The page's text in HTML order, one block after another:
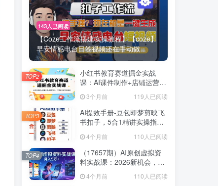
143人已阅读
【Coze工作流搭建实操教程】【coze】
早安情感电台日签视频还在手动做...
小红书教育赛道掘金实战
课：AI课件制作+店铺运营
+爆款笔记，打通知识变现全
路径3个月前 119人已阅读
TOP2
AI提效手册-豆包即梦剪映飞
书扣子，5合1精讲实操指
用4个月前 110人已阅读
TOP3
（17657期）AI原创虚拟资
料实战课：2026新机会，小
轻松变现，月入5万+
4个月前 110人已阅读
TOP4